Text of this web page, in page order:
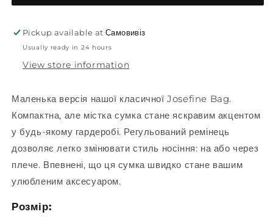
Pickup available atСамовивіз
Usually ready in 24 hours
View store information
Маленька версія нашої класичної Josefine Bag.
Компактна, але містка сумка стане яскравим акцентом
у будь-якому гардеробі. Регульований ремінець
дозволяє легко змінювати стиль носіння: на або через
плече. Впевнені, що ця сумка швидко стане вашим
улюбленим аксесуаром.
Розмір: